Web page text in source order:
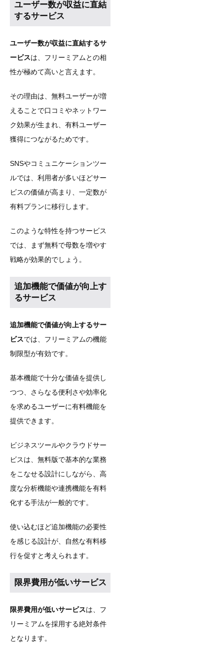
ユーザー数が収益に直結
するサービス
ユーザー数が収益に直結するサ
ービスは、フリーミアムとの相
性が極めて高いと言えます。
その理由は、無料ユーザーが増
えることで口コミやネットワー
ク効果が生まれ、有料ユーザー
獲得につながるためです。
SNSやコミュニケーションツー
ルでは、利用者が多いほどサー
ビスの価値が高まり、一定数が
有料プランに移行します。
このような特性を持つサービス
では、まず無料で母数を増やす
戦略が効果的でしょう。
追加機能で価値が向上す
るサービス
追加機能で価値が向上するサー
ビスでは、フリーミアムの機能
制限型が有効です。
基本機能で十分な価値を提供し
つつ、さらなる便利さや効率化
を求めるユーザーに有料機能を
提供できます。
ビジネスツールやクラウドサー
ビスは、無料版で基本的な業務
をこなせる設計にしながら、高
度な分析機能や連携機能を有料
化する手法が一般的です。
使い込むほど追加機能の必要性
を感じる設計が、自然な有料移
行を促すと考えられます。
限界費用が低いサービス
限界費用が低いサービスは、フ
リーミアムを採用する絶対条件
となります。